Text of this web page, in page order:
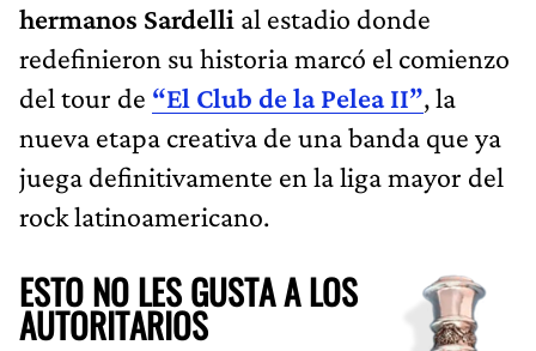
hermanos Sardelli al estadio donde
redefinieron su historia marcó el comienzo
del tour de “El Club de la Pelea II”, la
nueva etapa creativa de una banda que ya
juega definitivamente en la liga mayor del
rock latinoamericano.
ESTO NO LES GUSTA A LOS
AUTORITARIOS